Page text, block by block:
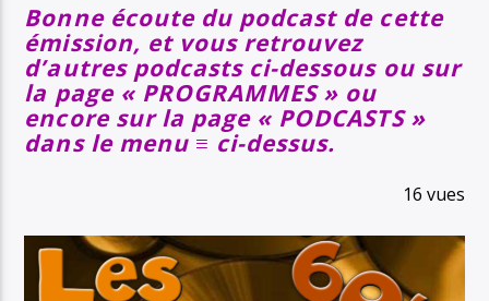
Bonne écoute du podcast de cette
émission, et vous retrouvez
d’autres podcasts ci-dessous ou sur
la page « PROGRAMMES » ou
encore sur la page « PODCASTS »
dans le menu ≡ ci-dessus.
16 vues